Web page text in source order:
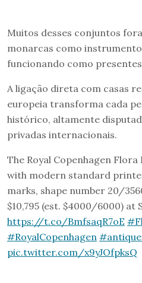
Muitos desses conjuntos
monarcas como
funcionando como
A ligação direta com casas
europeia transforma cada
histórico, altamente
privadas internacionais.
The Royal Copenhagen
with modern standard
marks, shape number 20/
$10,795 (est. $4000/6000) at
https://t.co/BmfsaqR7oE
#RoyalCopenhagen
pic.twitter.com/x9yJOfpksQ